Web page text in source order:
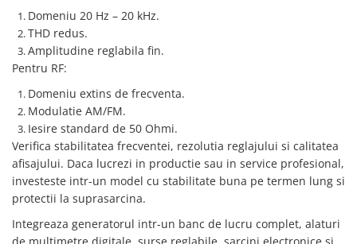
Domeniu 20 Hz – 20 kHz.
THD redus.
Amplitudine reglabila fin.
Pentru RF:
Domeniu extins de frecventa.
Modulatie AM/FM.
Iesire standard de 50 Ohmi.
Verifica stabilitatea frecventei, rezolutia reglajului si calitatea
afisajului. Daca lucrezi in productie sau in service profesional,
investeste intr-un model cu stabilitate buna pe termen lung si
protectii la suprasarcina.
Integreaza generatorul intr-un banc de lucru complet, alaturi